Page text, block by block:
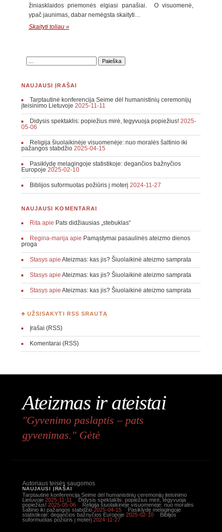
žiniasklaidos priemonės elgiasi panašiai. O visuomenė,
ypač jaunimas, dabar nemėgsta skaityti…
Skaityti toliau »
NAUJAUSI ĮRAŠAI
Tarptautinė konferencija Seime dėl humanistinių ceremonijų
įteisinimo Lietuvoje 2025-11-11
Didysis spektaklis: popiežius mirė, tegyvuoja popiežius! 2025-
05-06
Religija šiuolaikinėje visuomenėje: nuo moralės šaltinio iki
pažangos stabdžio 2025-04-15
Pasiklydę melagingoje statistikoje: degančios bažnyčios
Europoje 2025-02-10
Biblijos suformuotas požiūris į moterį 2024-11-27
NAUJAUSI KOMENTARAI
Ritaapie Pats didžiausias „stebuklas“
Regina-marijaapie Pamąstymai pasaulinės ateizmo dienos
proga
Stasysapie Ateizmas: kas jis? Šiuolaikinė ateizmo samprata
Stasysapie Ateizmas: kas jis? Šiuolaikinė ateizmo samprata
Stasysapie Ateizmas: kas jis? Šiuolaikinė ateizmo samprata
♣ UŽSISAKYTI RSS SRAUTĄ
Įrašai (RSS)
Komentarai (RSS)
Ateizmas ir ateistai
"Gyvenimo paslaptis – pats
gyvenimas." Gėtė
Autoriaus teisės saugomos
NAUJAUSI ĮRAŠAI
Tarptautinė konferencija Seime dėl humanistinių ceremonijų įteisinimo
Lietuvoje 2025-11-11
Didysis spektaklis: popiežius mirė, tegyvuoja
popiežius! 2025-05-06
Religija šiuolaikinėje visuomenėje: nuo moralės
šaltinio iki pažangos stabdžio 2025-04-15
Pasiklydę melagingoje
statistikoje: degančios bažnyčios Europoje 2025-02-10
Biblijos
suformuotas požiūris į moterį 2024-11-27